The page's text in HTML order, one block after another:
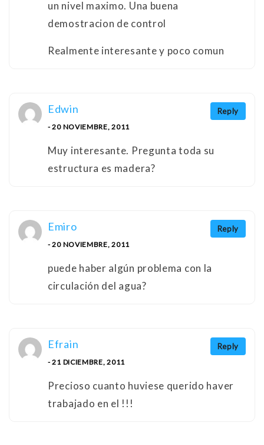
un nivel maximo. Una buena
demostracion de control
Realmente interesante y poco comun
Reply
Edwin
- 20 NOVIEMBRE, 2011
Muy interesante. Pregunta toda su
estructura es madera?
Reply
Emiro
- 20 NOVIEMBRE, 2011
puede haber algún problema con la
circulación del agua?
Reply
Efrain
- 21 DICIEMBRE, 2011
Precioso cuanto huviese querido haver
trabajado en el !!!